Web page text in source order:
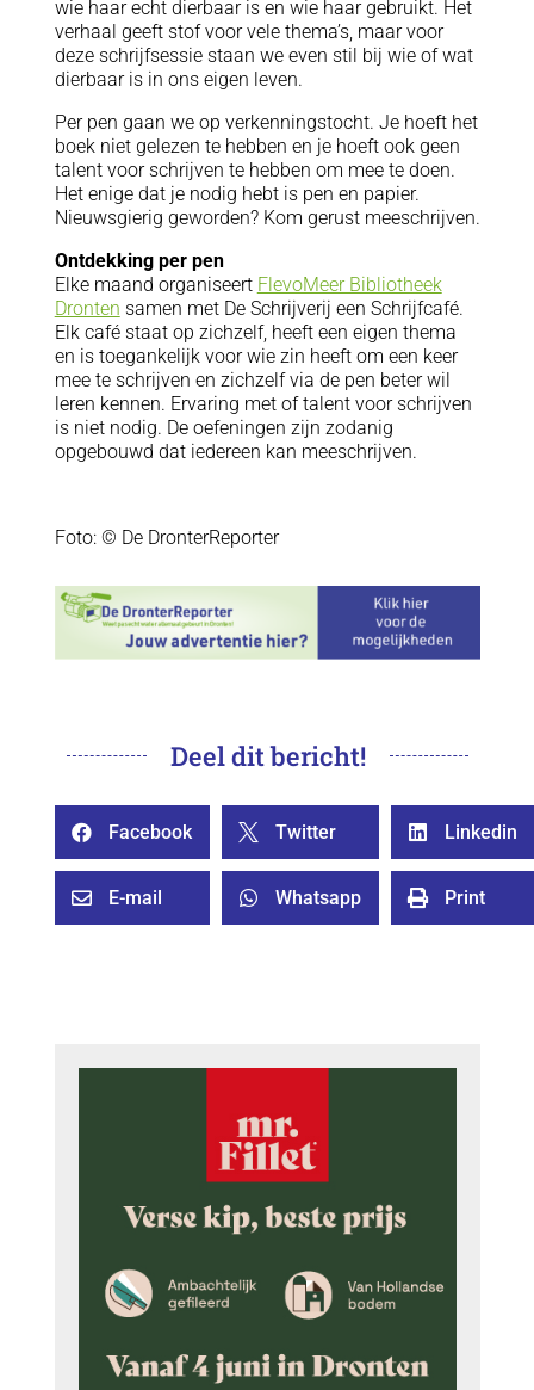
wie haar echt dierbaar is en wie haar gebruikt. Het
verhaal geeft stof voor vele thema’s, maar voor
deze schrijfsessie staan we even stil bij wie of wat
dierbaar is in ons eigen leven.
Per pen gaan we op verkenningstocht. Je hoeft het
boek niet gelezen te hebben en je hoeft ook geen
talent voor schrijven te hebben om mee te doen.
Het enige dat je nodig hebt is pen en papier.
Nieuwsgierig geworden? Kom gerust meeschrijven.
Ontdekking per pen
Elke maand organiseert FlevoMeer Bibliotheek
Dronten samen met De Schrijverij een Schrijfcafé.
Elk café staat op zichzelf, heeft een eigen thema
en is toegankelijk voor wie zin heeft om een keer
mee te schrijven en zichzelf via de pen beter wil
leren kennen. Ervaring met of talent voor schrijven
is niet nodig. De oefeningen zijn zodanig
opgebouwd dat iedereen kan meeschrijven.
Foto: © De DronterReporter
Deel dit bericht!
 Facebook  Twitter  Linkedin
 E-mail  Whatsapp  Print